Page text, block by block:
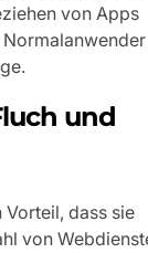
von Apps
und
dass sie
von